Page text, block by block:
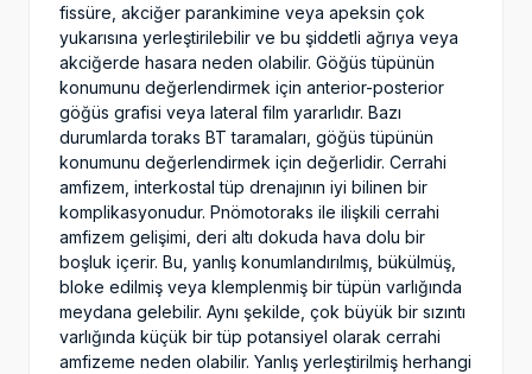
fissüre, akciğer parankimine veya apeksin çok
yukarısına yerleştirilebilir ve bu şiddetli ağrıya veya
akciğerde hasara neden olabilir. Göğüs tüpünün
konumunu değerlendirmek için anterior-posterior
göğüs grafisi veya lateral film yararlıdır. Bazı
durumlarda toraks BT taramaları, göğüs tüpünün
konumunu değerlendirmek için değerlidir. Cerrahi
amfizem, interkostal tüp drenajının iyi bilinen bir
komplikasyonudur. Pnömotoraks ile ilişkili cerrahi
amfizem gelişimi, deri altı dokuda hava dolu bir
boşluk içerir. Bu, yanlış konumlandırılmış, bükülmüş,
bloke edilmiş veya klemplenmiş bir tüpün varlığında
meydana gelebilir. Aynı şekilde, çok büyük bir sızıntı
varlığında küçük bir tüp potansiyel olarak cerrahi
amfizeme neden olabilir. Yanlış yerleştirilmiş herhangi